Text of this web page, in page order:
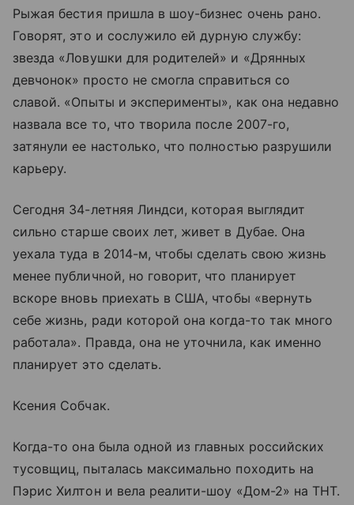
Рыжая бестия пришла в шоу-бизнес очень рано.
Говорят, это и сослужило ей дурную службу:
звезда «Ловушки для родителей» и «Дрянных
девчонок» просто не смогла справиться со
славой. «Опыты и эксперименты», как она недавно
назвала все то, что творила после 2007-го,
затянули ее настолько, что полностью разрушили
карьеру.
Сегодня 34-летняя Линдси, которая выглядит
сильно старше своих лет, живет в Дубае. Она
уехала туда в 2014-м, чтобы сделать свою жизнь
менее публичной, но говорит, что планирует
вскоре вновь приехать в США, чтобы «вернуть
себе жизнь, ради которой она когда-то так много
работала». Правда, она не уточнила, как именно
планирует это сделать.
Ксения Собчак.
Когда-то она была одной из главных российских
тусовщиц, пыталась максимально походить на
Пэрис Хилтон и вела реалити-шоу «Дом-2» на ТНТ.